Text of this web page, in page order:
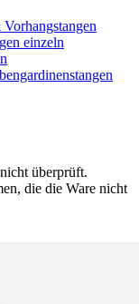
einzeln
überprüft.
die die Ware nicht